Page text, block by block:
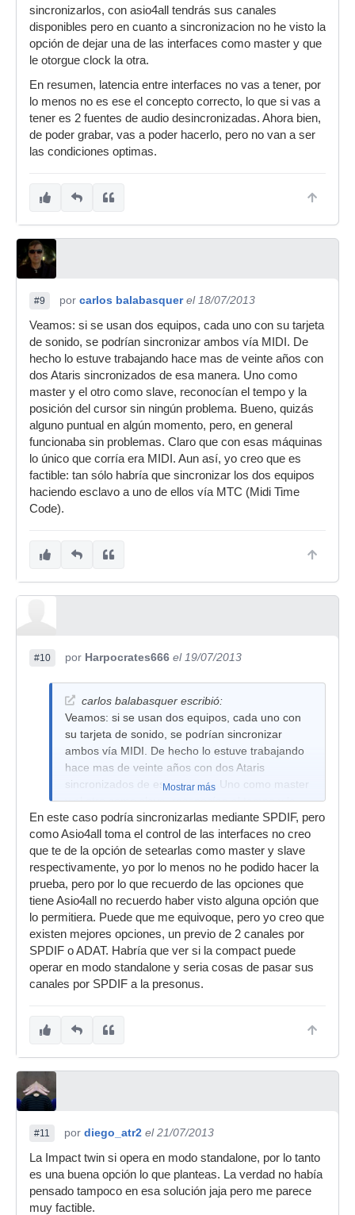
sincronizarlos, con asio4all tendrás sus canales
disponibles pero en cuanto a sincronizacion no he visto la
opción de dejar una de las interfaces como master y que
le otorgue clock la otra.
En resumen, latencia entre interfaces no vas a tener, por
lo menos no es ese el concepto correcto, lo que si vas a
tener es 2 fuentes de audio desincronizadas. Ahora bien,
de poder grabar, vas a poder hacerlo, pero no van a ser
las condiciones optimas.
#9 por carlos balabasquer el 18/07/2013
Veamos: si se usan dos equipos, cada uno con su tarjeta
de sonido, se podrían sincronizar ambos vía MIDI. De
hecho lo estuve trabajando hace mas de veinte años con
dos Ataris sincronizados de esa manera. Uno como
master y el otro como slave, reconocían el tempo y la
posición del cursor sin ningún problema. Bueno, quizás
alguno puntual en algún momento, pero, en general
funcionaba sin problemas. Claro que con esas máquinas
lo único que corría era MIDI. Aun así, yo creo que es
factible: tan sólo habría que sincronizar los dos equipos
haciendo esclavo a uno de ellos vía MTC (Midi Time
Code).
#10 por Harpocrates666 el 19/07/2013
carlos balabasquer escribió:
Veamos: si se usan dos equipos, cada uno con
su tarjeta de sonido, se podrían sincronizar
ambos vía MIDI. De hecho lo estuve trabajando
hace mas de veinte años con dos Ataris
sincronizados de esa manera. Uno como master
y el otro como slave, reconocían el tempo y la
posición del cursor sin ningún problema. Bueno,
quizás alguno puntual en algún momento, pero,
en general funcionaba sin problemas. Claro que
con esas máquinas lo único que corría era MIDI.
Aun así, yo creo que es factible: tan sólo habría
que sincronizar los dos equipos haciendo
esclavo a uno de ellos vía MTC (Midi Time
Code).
Mostrar más
En este caso podría sincronizarlas mediante SPDIF, pero
como Asio4all toma el control de las interfaces no creo
que te de la opción de setearlas como master y slave
respectivamente, yo por lo menos no he podido hacer la
prueba, pero por lo que recuerdo de las opciones que
tiene Asio4all no recuerdo haber visto alguna opción que
lo permitiera. Puede que me equivoque, pero yo creo que
existen mejores opciones, un previo de 2 canales por
SPDIF o ADAT. Habría que ver si la compact puede
operar en modo standalone y seria cosas de pasar sus
canales por SPDIF a la presonus.
#11 por diego_atr2 el 21/07/2013
La Impact twin si opera en modo standalone, por lo tanto
es una buena opción lo que planteas. La verdad no había
pensado tampoco en esa solución jaja pero me parece
muy factible.